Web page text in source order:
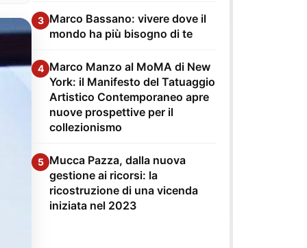
3 Marco Bassano: vivere dove il
mondo ha più bisogno di te
4 Marco Manzo al MoMA di New
York: il Manifesto del Tatuaggio
Artistico Contemporaneo apre
nuove prospettive per il
collezionismo
5 Mucca Pazza, dalla nuova
gestione ai ricorsi: la
ricostruzione di una vicenda
iniziata nel 2023